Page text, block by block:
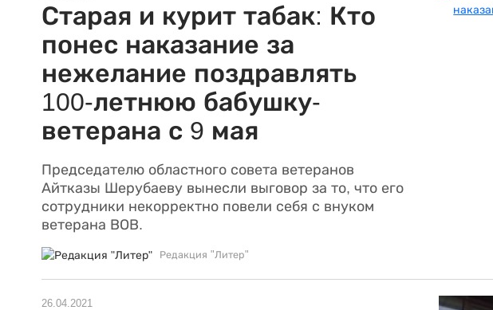
Старая и курит табак: Кто
понес наказание за
нежелание поздравлять
100-летнюю бабушку-
ветерана с 9 мая
Председателю областного совета ветеранов
Айтказы Шерубаеву вынесли выговор за то, что его
сотрудники некорректно повели себя с внуком
ветерана ВОВ.
Редакция "Литер"
26.04.2021